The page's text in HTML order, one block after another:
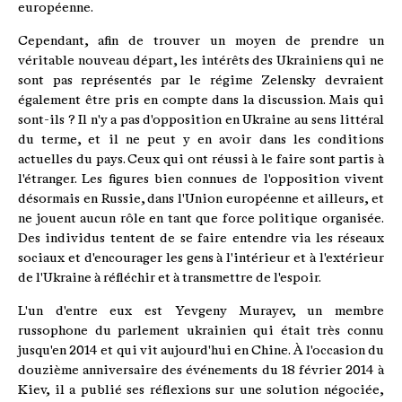
européenne.
Cependant, afin de trouver un moyen de prendre un
véritable nouveau départ, les intérêts des Ukrainiens qui ne
sont pas représentés par le régime Zelensky devraient
également être pris en compte dans la discussion. Mais qui
sont-ils ? Il n'y a pas d'opposition en Ukraine au sens littéral
du terme, et il ne peut y en avoir dans les conditions
actuelles du pays. Ceux qui ont réussi à le faire sont partis à
l'étranger. Les figures bien connues de l'opposition vivent
désormais en Russie, dans l'Union européenne et ailleurs, et
ne jouent aucun rôle en tant que force politique organisée.
Des individus tentent de se faire entendre via les réseaux
sociaux et d'encourager les gens à l'intérieur et à l'extérieur
de l'Ukraine à réfléchir et à transmettre de l'espoir.
L'un d'entre eux est Yevgeny Murayev, un membre
russophone du parlement ukrainien qui était très connu
jusqu'en 2014 et qui vit aujourd'hui en Chine. À l'occasion du
douzième anniversaire des événements du 18 février 2014 à
Kiev, il a publié ses réflexions sur une solution négociée,